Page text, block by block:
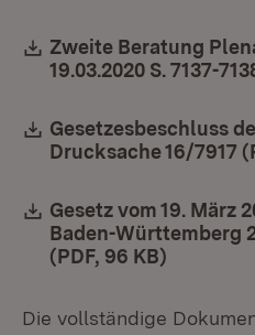
Download:
Zweite Beratung
19.03.2020 S. 7137-
Download:
Gesetzesbeschluss
Drucksache 16/7917
Download:
Gesetz vom 19. März
Baden-Württemberg
(PDF, 96 KB)
Die vollständige